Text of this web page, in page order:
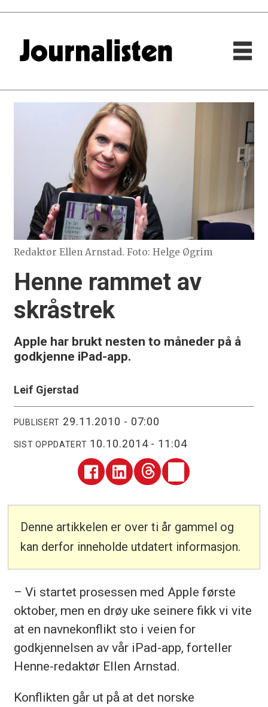
Redaktør Ellen Arnstad. Foto: Helge Øgrim
Henne rammet av
skråstrek
Apple har brukt nesten to måneder på å
godkjenne iPad-app.
Leif Gjerstad
PUBLISERT 29.11.2010 - 07:00
SIST OPPDATERT 10.10.2014 - 11:04
Denne artikkelen er over ti år gammel og
kan derfor inneholde utdatert informasjon.
– Vi startet prosessen med Apple første
oktober, men en drøy uke seinere fikk vi vite
at en navnekonflikt sto i veien for
godkjennelsen av vår iPad-app, forteller
Henne-redaktør Ellen Arnstad.
Konflikten går ut på at det norske